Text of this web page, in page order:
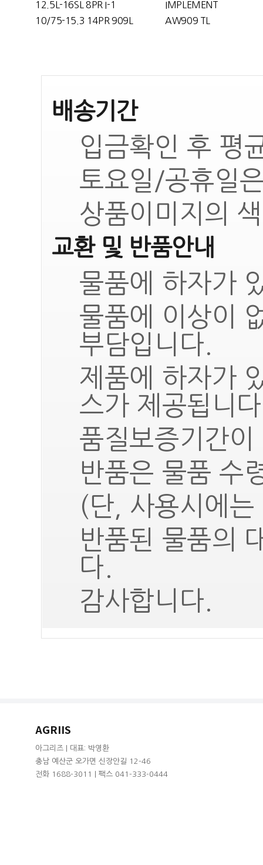
12.5L-16SL 8PR I-1
IMPLEMENT
10/75-15.3 14PR 909L
AW909 TL
배송기간
입금확인 후 평
토요일/공휴일
상품이미지의
교환 및 반품안내
물품에 하자가
물품에 이상이
부담입니다.
제품에 하자가
스가 제공됩니
품질보증기간
반품은 물품 수
(단, 사용시에
반품된 물품의
다.
감사합니다.
AGRIIS
아그리즈 | 대표: 박영환
충남 예산군 오가면 신장안길 12-46
전화 1688-3011 | 팩스 041-333-0444